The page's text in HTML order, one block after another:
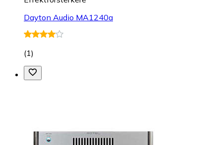
Dayton Audio MA1240a
(1)